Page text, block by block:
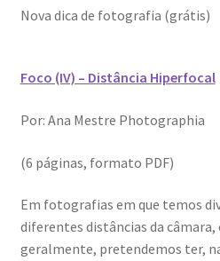
FEIRA DO LIVRO: Última
Nova dica de fotografia (grátis)
Foco (IV) – Distância Hiperfocal
Por: Ana Mestre Photographia
(6 páginas, formato PDF)
Em fotografias em que temos
diferentes distâncias da câmara,
geralmente, pretendemos ter,